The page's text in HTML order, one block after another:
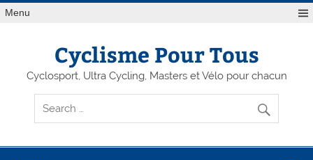
Menu
Cyclisme Pour Tous
Cyclosport, Ultra Cycling, Masters et Vélo pour chacun